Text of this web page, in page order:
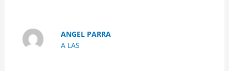
ANGEL PARRA
A LAS